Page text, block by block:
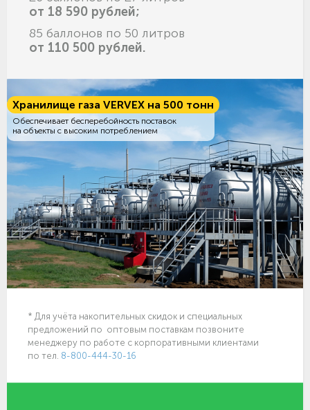
от 18 590 рублей;
85 баллонов по 50 литров
от 110 500 рублей.
Хранилище газа VERVEX на 500 тонн
Обеспечивает бесперебойность поставок
на объекты с высоким потреблением
* Для учёта накопительных скидок и специальных
предложений по оптовым поставкам позвоните
менеджеру по работе с корпоративными клиентами
по тел. 8-800-444-30-16